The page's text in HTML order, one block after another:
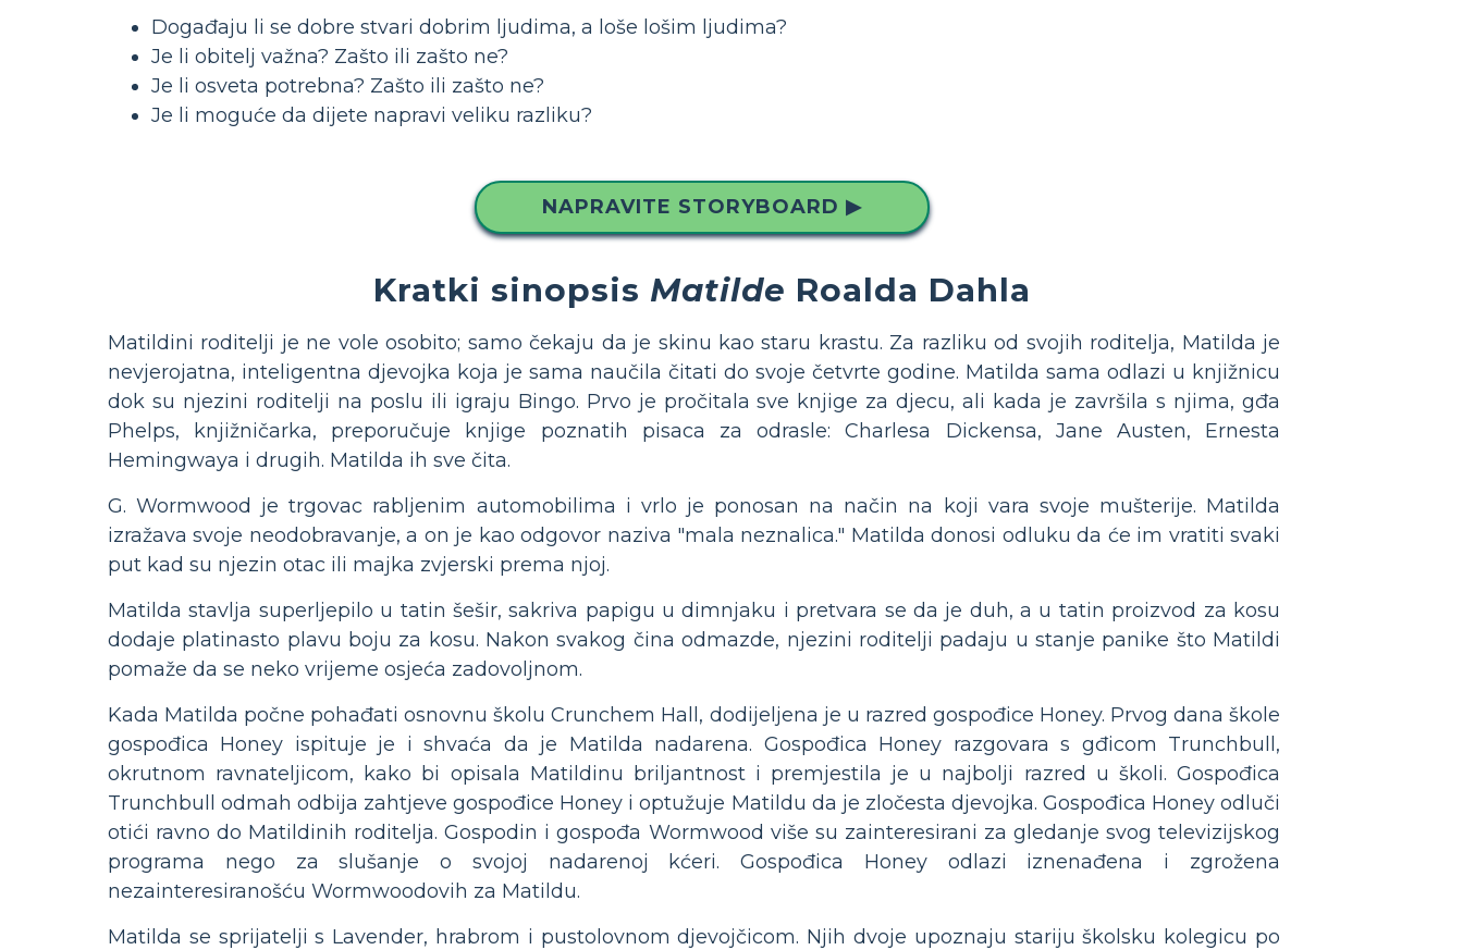
Događaju li se dobre stvari dobrim ljudima, a loše lošim ljudima?
Je li obitelj važna? Zašto ili zašto ne?
Je li osveta potrebna? Zašto ili zašto ne?
Je li moguće da dijete napravi veliku razliku?
NAPRAVITE STORYBOARD ▶
Kratki sinopsis Matilde Roalda Dahla
Matildini roditelji je ne vole osobito; samo čekaju da je skinu kao staru krastu. Za razliku od svojih roditelja, Matilda je
nevjerojatna, inteligentna djevojka koja je sama naučila čitati do svoje četvrte godine. Matilda sama odlazi u knjižnicu
dok su njezini roditelji na poslu ili igraju Bingo. Prvo je pročitala sve knjige za djecu, ali kada je završila s njima, gđa
Phelps, knjižničarka, preporučuje knjige poznatih pisaca za odrasle: Charlesa Dickensa, Jane Austen, Ernesta
Hemingwaya i drugih. Matilda ih sve čita.
G. Wormwood je trgovac rabljenim automobilima i vrlo je ponosan na način na koji vara svoje mušterije. Matilda
izražava svoje neodobravanje, a on je kao odgovor naziva "mala neznalica." Matilda donosi odluku da će im vratiti svaki
put kad su njezin otac ili majka zvjerski prema njoj.
Matilda stavlja superljepilo u tatin šešir, sakriva papigu u dimnjaku i pretvara se da je duh, a u tatin proizvod za kosu
dodaje platinasto plavu boju za kosu. Nakon svakog čina odmazde, njezini roditelji padaju u stanje panike što Matildi
pomaže da se neko vrijeme osjeća zadovoljnom.
Kada Matilda počne pohađati osnovnu školu Crunchem Hall, dodijeljena je u razred gospođice Honey. Prvog dana škole
gospođica Honey ispituje je i shvaća da je Matilda nadarena. Gospođica Honey razgovara s gđicom Trunchbull,
okrutnom ravnateljicom, kako bi opisala Matildinu briljantnost i premjestila je u najbolji razred u školi. Gospođica
Trunchbull odmah odbija zahtjeve gospođice Honey i optužuje Matildu da je zločesta djevojka. Gospođica Honey odluči
otići ravno do Matildinih roditelja. Gospodin i gospođa Wormwood više su zainteresirani za gledanje svog televizijskog
programa nego za slušanje o svojoj nadarenoj kćeri. Gospođica Honey odlazi iznenađena i zgrožena
nezainteresiranošću Wormwoodovih za Matildu.
Matilda se sprijatelji s Lavender, hrabrom i pustolovnom djevojčicom. Njih dvoje upoznaju stariju školsku kolegicu po